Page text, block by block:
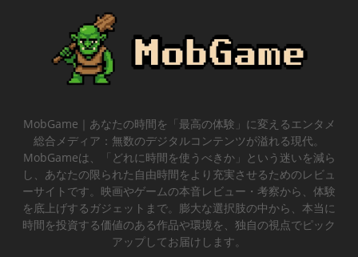
MobGame｜あなたの時間を「最高の体験」に変えるエンタメ
総合メディア：無数のデジタルコンテンツが溢れる現代。
MobGameは、「どれに時間を使うべきか」という迷いを減ら
し、あなたの限られた自由時間をより充実させるためのレビュ
ーサイトです。映画やゲームの本音レビュー・考察から、体験
を底上げするガジェットまで。膨大な選択肢の中から、本当に
時間を投資する価値のある作品や環境を、独自の視点でピック
アップしてお届けします。